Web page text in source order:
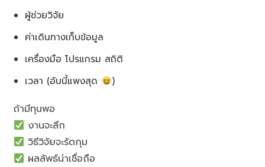
ผู้ช่วยวิจัย
ค่าเดินทางเก็บข้อมูล
เครื่องมือ โปรแกรม สถิติ
เวลา (อันนี้แพงสุด
)
ถ้ามีทุนพอ
งานจะลึก
วิธีวิจัยจะรัดกุม
ผลลัพธ์น่าเชื่อถือ